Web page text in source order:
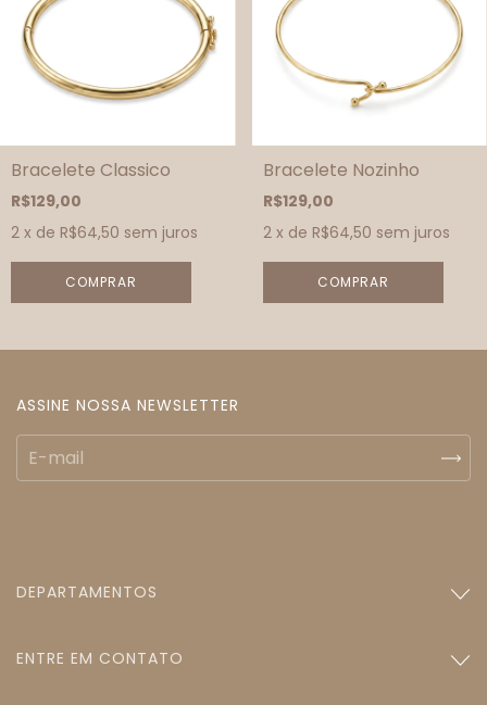
Bracelete Classico
R$129,00
2 x de R$64,50 sem juros
Bracelete Nozinho
R$129,00
2 x de R$64,50 sem juros
ASSINE NOSSA NEWSLETTER
DEPARTAMENTOS
ENTRE EM CONTATO